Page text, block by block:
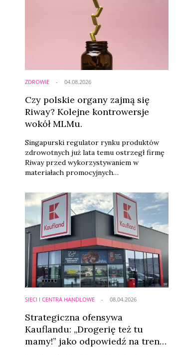
ZDROWIE
Czy polskie organy zajmą się
Riway? Kolejne kontrowersje
wokół MLMu.
Singapurski regulator rynku produktów
zdrowotnych już lata temu ostrzegł firmę
Riway przed wykorzystywaniem w
materiałach promocyjnych
dotyczących właściwości zdrowotnych
oferowanych suplementów. Teraz w
Polsce pojawiają się pytania dotyczące
statusu jednego z flagowych produktów
spółki – Purtier Placenta – oraz sposobu
jego promocji i dystrybucji
04.08.2026
SIECI I CENTRA HANDLOWE
Strategiczna ofensywa
Kauflandu: „Drogerię też tu
mamy!” jako odpowiedź na trend
08.04.2026